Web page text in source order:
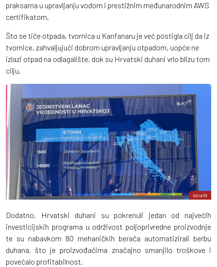
praksama u upravljanju vodom i prestižnim međunarodnim AWS
certifikatom.
Što se tiče otpada, tvornica u Kanfanaru je već postigla cilj da iz
tvornice, zahvaljujući dobrom upravljanju otpadom, uopće ne
izlazi otpad na odlagalište, dok su Hrvatski duhani vrlo blizu tom
cilju.
IstraIN
Dodatno, Hrvatski duhani su pokrenuli jedan od najvećih
investicijskih programa u održivost poljoprivredne proizvodnje
te su nabavkom 80 mehaničkih berača automatizirali berbu
duhana, što je proizvođačima značajno smanjilo troškove i
povećalo profitabilnost.